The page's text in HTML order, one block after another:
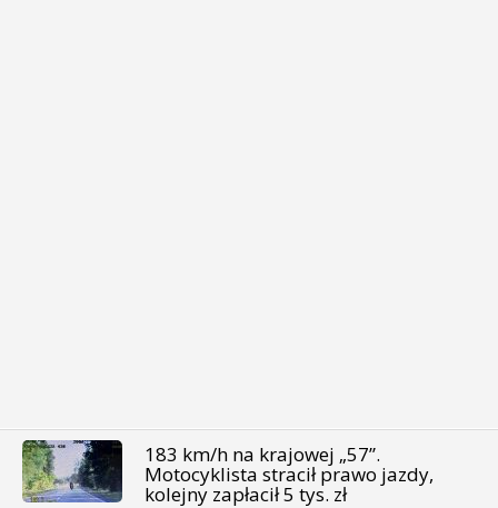
183 km/h na krajowej „57”.
Motocyklista stracił prawo jazdy,
kolejny zapłacił 5 tys. zł